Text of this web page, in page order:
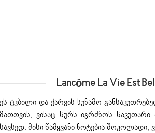
Lancôme La Vie Est
ეს ტკბილი და ქარვის სუნამო
მათთვის, ვისაც სურს იგრძნოს
სავსედ. მისი წამყვანი ნოტებია შოკოლადი,